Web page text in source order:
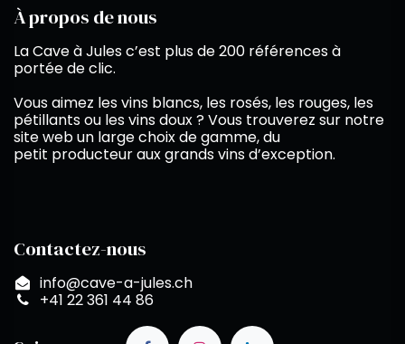
À propos de nous
La Cave à Jules c’est plus de 200 références à
portée de clic.
Vous aimez les vins blancs, les rosés, les rouges, les
pétillants ou les vins doux ? Vous trouverez sur notre
site web un large choix de gamme, du
petit producteur aux grands vins d’exception.
Contactez-nous
info@cave-a-jules.ch
+41 22 361 44 86